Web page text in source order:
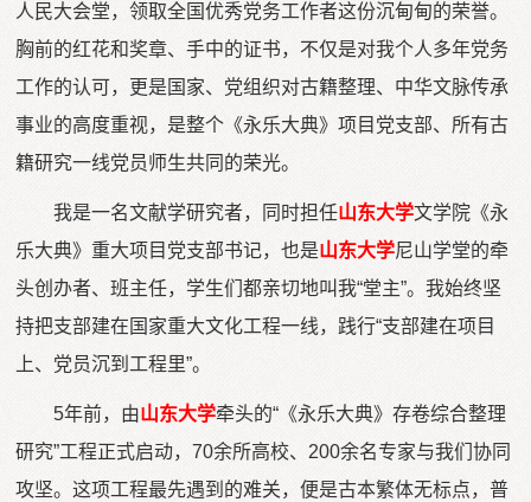
人民大会堂，领取全国优秀党务工作者这份沉甸甸的荣誉。
胸前的红花和奖章、手中的证书，不仅是对我个人多年党务
工作的认可，更是国家、党组织对古籍整理、中华文脉传承
事业的高度重视，是整个《永乐大典》项目党支部、所有古
籍研究一线党员师生共同的荣光。
我是一名文献学研究者，同时担任山东大学文学院《永
乐大典》重大项目党支部书记，也是 山东大学尼山学堂的牵
头创办者、班主任，学生们都亲切地叫我“堂主”。我始终坚
持把支部建在国家重大文化工程一线，践行“支部建在项目
上、党员沉到工程里”。
5年前，由 山东大学牵头的“《永乐大典》存卷综合整理
研究”工程正式启动，70余所高校、200余名专家与我们协同
攻坚。这项工程最先遇到的难关，便是古本繁体无标点，普